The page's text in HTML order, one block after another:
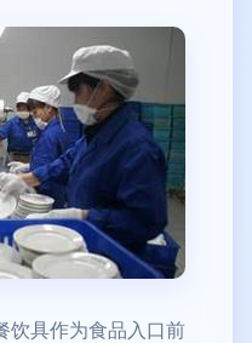
饮具作为食品入口前